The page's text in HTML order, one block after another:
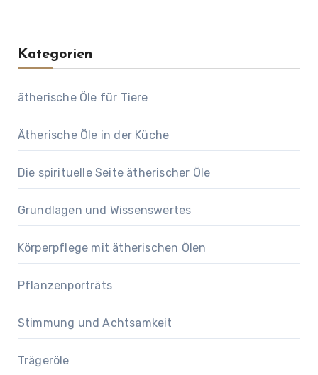
Kategorien
ätherische Öle für Tiere
Ätherische Öle in der Küche
Die spirituelle Seite ätherischer Öle
Grundlagen und Wissenswertes
Körperpflege mit ätherischen Ölen
Pflanzenporträts
Stimmung und Achtsamkeit
Trägeröle